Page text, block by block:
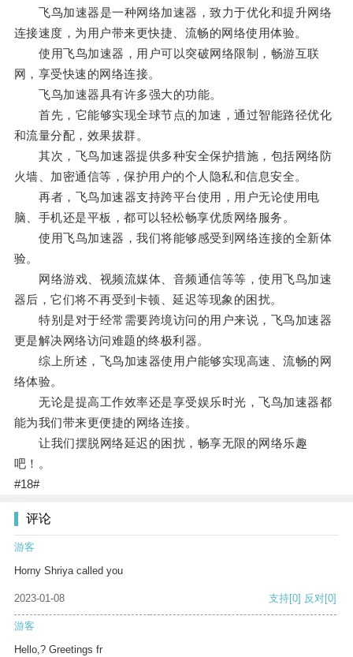
飞鸟加速器是一种网络加速器，致力于优化和提升网络
连接速度，为用户带来更快捷、流畅的网络使用体验。
使用飞鸟加速器，用户可以突破网络限制，畅游互联
网，享受快速的网络连接。
飞鸟加速器具有许多强大的功能。
首先，它能够实现全球节点的加速，通过智能路径优化
和流量分配，效果拔群。
其次，飞鸟加速器提供多种安全保护措施，包括网络防
火墙、加密通信等，保护用户的个人隐私和信息安全。
再者，飞鸟加速器支持跨平台使用，用户无论使用电
脑、手机还是平板，都可以轻松畅享优质网络服务。
使用飞鸟加速器，我们将能够感受到网络连接的全新体
验。
网络游戏、视频流媒体、音频通信等等，使用飞鸟加速
器后，它们将不再受到卡顿、延迟等现象的困扰。
特别是对于经常需要跨境访问的用户来说，飞鸟加速器
更是解决网络访问难题的终极利器。
综上所述，飞鸟加速器使用户能够实现高速、流畅的网
络体验。
无论是提高工作效率还是享受娱乐时光，飞鸟加速器都
能为我们带来更便捷的网络连接。
让我们摆脱网络延迟的困扰，畅享无限的网络乐趣
吧！。
#18#
评论
游客
Horny Shriya called you
2023-01-08 支持[0] 反对[0]
游客
Hello,? Greetings fr